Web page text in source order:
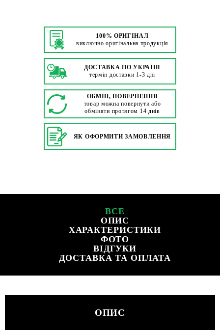
100% ОРИГІНАЛ
виключно оригінальна продукція
ДОСТАВКА ПО УКРАЇНІ
термін доставки 1-3 дні
ОБМІН, ПОВЕРНЕННЯ
товар можна повернути або
обміняти протягом 14 днів
ЯК ОФОРМИТИ ЗАМОВЛЕННЯ
ВСЕ
ОПИС
ХАРАКТЕРИСТИКИ
ФОТО
ВІДГУКИ
ДОСТАВКА ТА ОПЛАТА
ОПИС